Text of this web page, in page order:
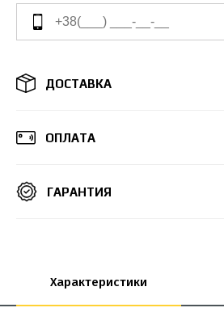
ДОСТАВКА
ОПЛАТА
ГАРАНТИЯ
Характеристики